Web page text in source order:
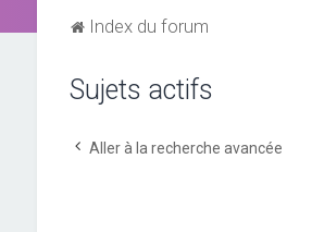
Index du forum
Sujets actifs
Aller à la recherche avancée